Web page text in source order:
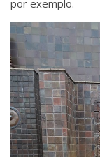
por exemplo.